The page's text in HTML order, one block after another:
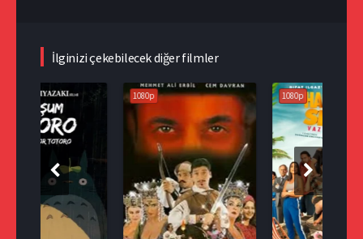
İlginizi çekebilecek diğer filmler
1080p 1080p